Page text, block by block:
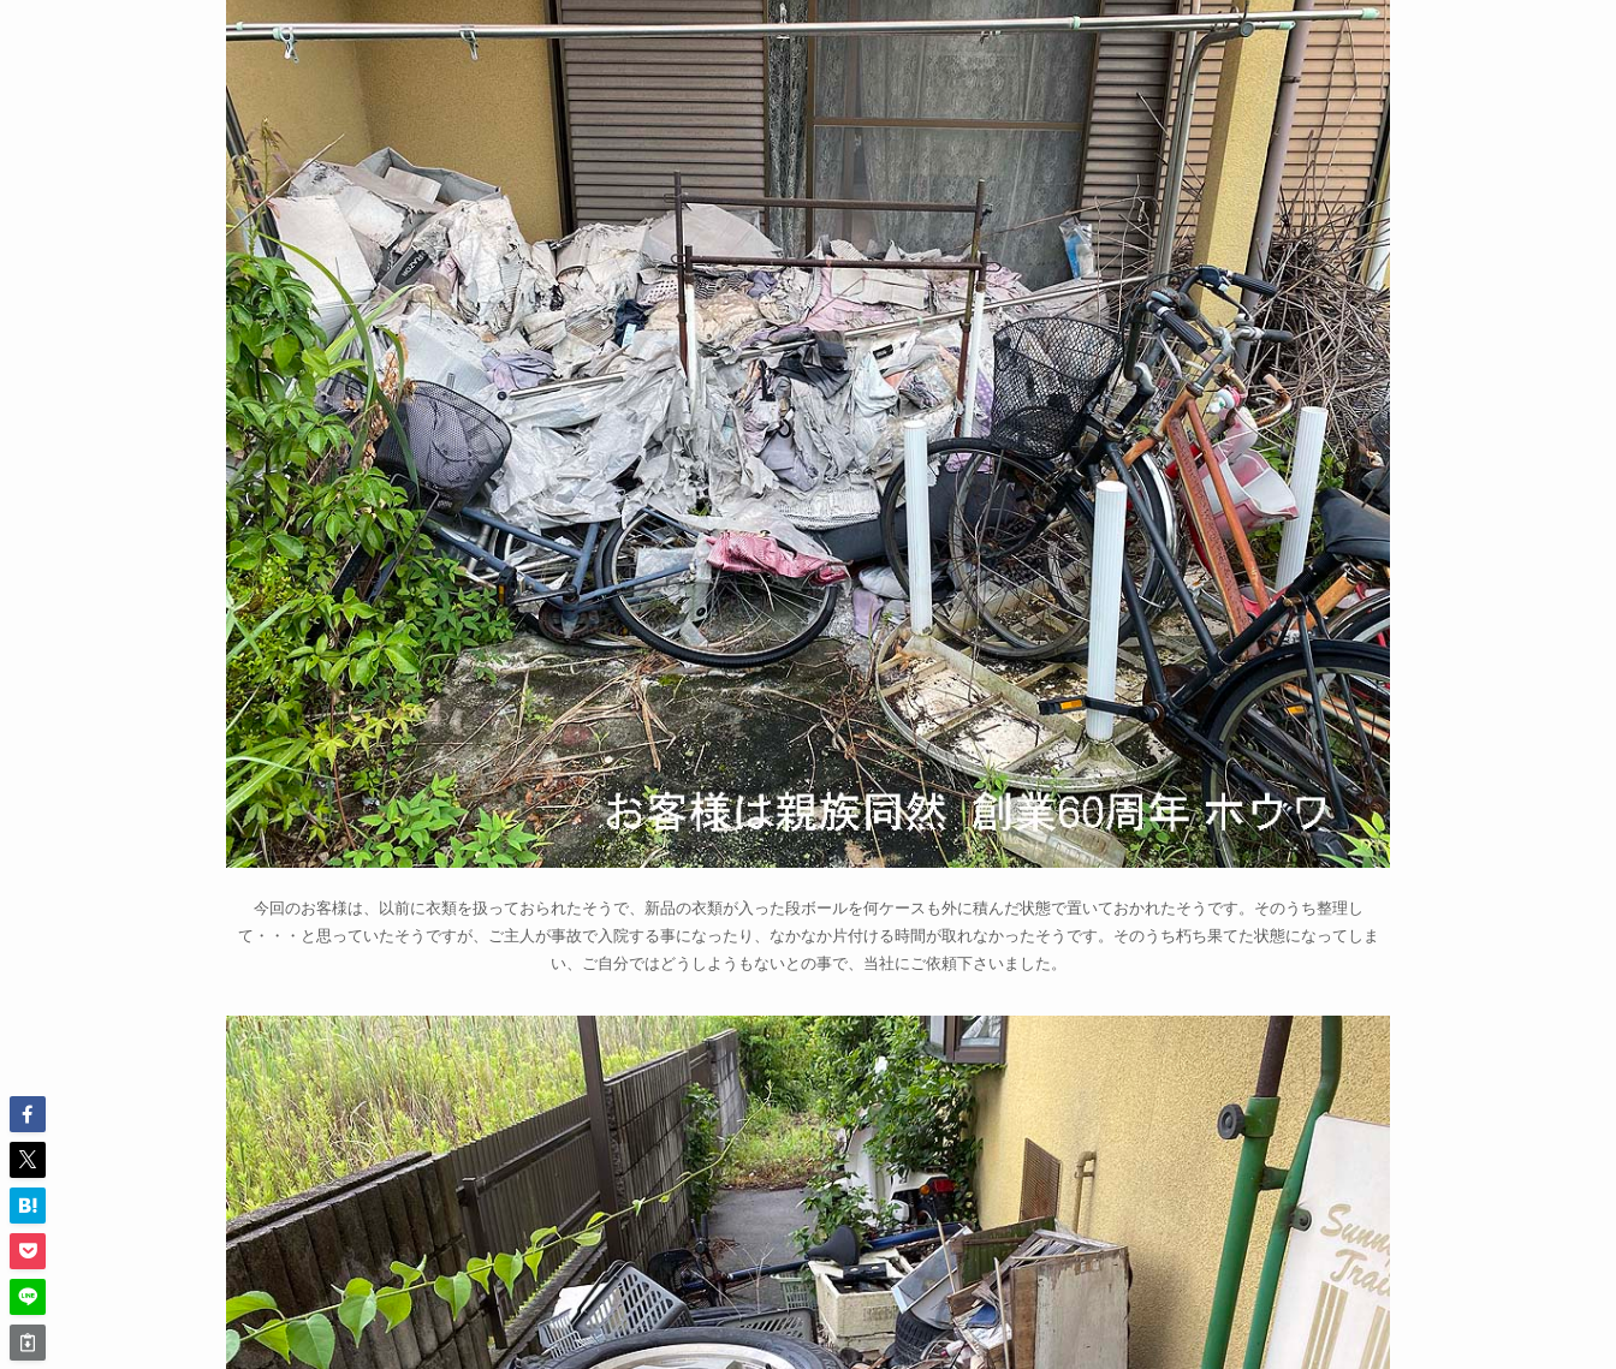
今回のお客様は、以前に衣類を扱っておられたそうで、新品の衣類が入った段ボールを何ケースも外に積んだ状態で置いておかれたそうです。そのうち整理し
て・・・と思っていたそうですが、ご主人が事故で入院する事になったり、なかなか片付ける時間が取れなかったそうです。そのうち朽ち果てた状態になってしま
い、ご自分ではどうしようもないとの事で、当社にご依頼下さいました。